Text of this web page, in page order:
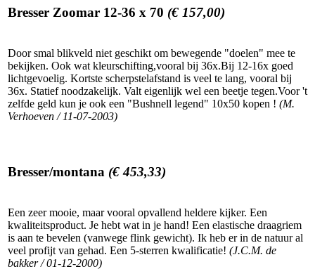
Bresser Zoomar 12-36 x 70 (€ 157,00)
Door smal blikveld niet geschikt om bewegende "doelen" mee te
bekijken. Ook wat kleurschifting,vooral bij 36x.Bij 12-16x goed
lichtgevoelig. Kortste scherpstelafstand is veel te lang, vooral bij
36x. Statief noodzakelijk. Valt eigenlijk wel een beetje tegen.Voor 't
zelfde geld kun je ook een "Bushnell legend" 10x50 kopen ! (M.
Verhoeven / 11-07-2003)
Bresser/montana (€ 453,33)
Een zeer mooie, maar vooral opvallend heldere kijker. Een
kwaliteitsproduct. Je hebt wat in je hand! Een elastische draagriem
is aan te bevelen (vanwege flink gewicht). Ik heb er in de natuur al
veel profijt van gehad. Een 5-sterren kwalificatie! (J.C.M. de
bakker / 01-12-2000)